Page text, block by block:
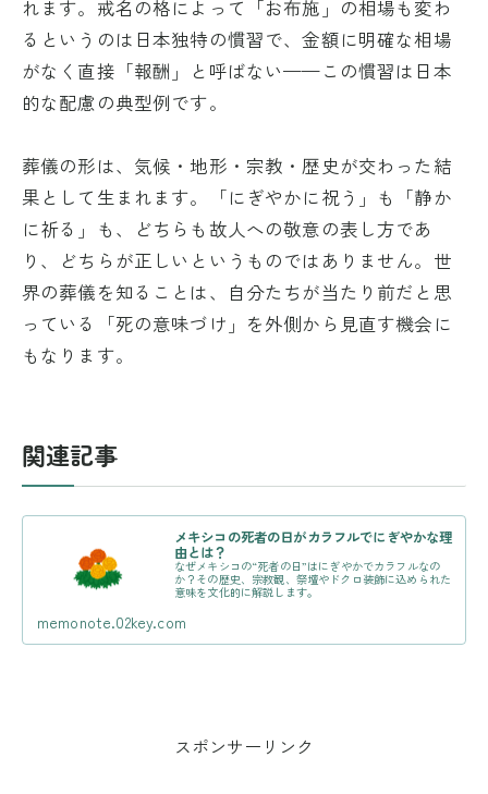
れます。戒名の格によって「お布施」の相場も変わ
るというのは日本独特の慣習で、金額に明確な相場
がなく直接「報酬」と呼ばない——この慣習は日本
的な配慮の典型例です。
葬儀の形は、気候・地形・宗教・歴史が交わった結
果として生まれます。「にぎやかに祝う」も「静か
に祈る」も、どちらも故人への敬意の表し方であ
り、どちらが正しいというものではありません。世
界の葬儀を知ることは、自分たちが当たり前だと思
っている「死の意味づけ」を外側から見直す機会に
もなります。
関連記事
メキシコの死者の日がカラフルでにぎやかな理
由とは？
なぜメキシコの“死者の日”はにぎやかでカラフルなの
か？その歴史、宗教観、祭壇やドクロ装飾に込められた
意味を文化的に解説します。
memonote.02key.com
スポンサーリンク